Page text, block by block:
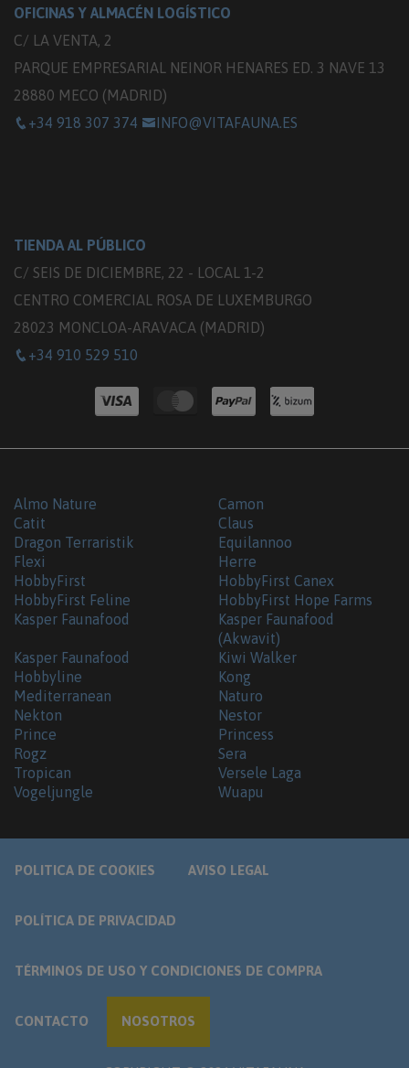
OFICINAS Y ALMACÉN LOGÍSTICO
C/ LA VENTA, 2
PARQUE EMPRESARIAL NEINOR HENARES ED. 3 NAVE 13
28880 MECO (MADRID)
+34 918 307 374
INFO@VITAFAUNA.ES
TIENDA AL PÚBLICO
C/ SEIS DE DICIEMBRE, 22 - LOCAL 1-2
CENTRO COMERCIAL ROSA DE LUXEMBURGO
28023 MONCLOA-ARAVACA (MADRID)
+34 910 529 510
Almo Nature
Camon
Catit
Claus
Dragon Terraristik
Equilannoo
Flexi
Herre
HobbyFirst
HobbyFirst Canex
HobbyFirst Feline
HobbyFirst Hope Farms
Kasper Faunafood
Kasper Faunafood
(Akwavit)
Kasper Faunafood
Hobbyline
Kiwi Walker
Kong
Mediterranean
Naturo
Nekton
Nestor
Prince
Princess
Rogz
Sera
Tropican
Versele Laga
Vogeljungle
Wuapu
POLITICA DE COOKIES AVISO LEGAL
POLÍTICA DE PRIVACIDAD
TÉRMINOS DE USO Y CONDICIONES DE COMPRA
CONTACTO NOSOTROS